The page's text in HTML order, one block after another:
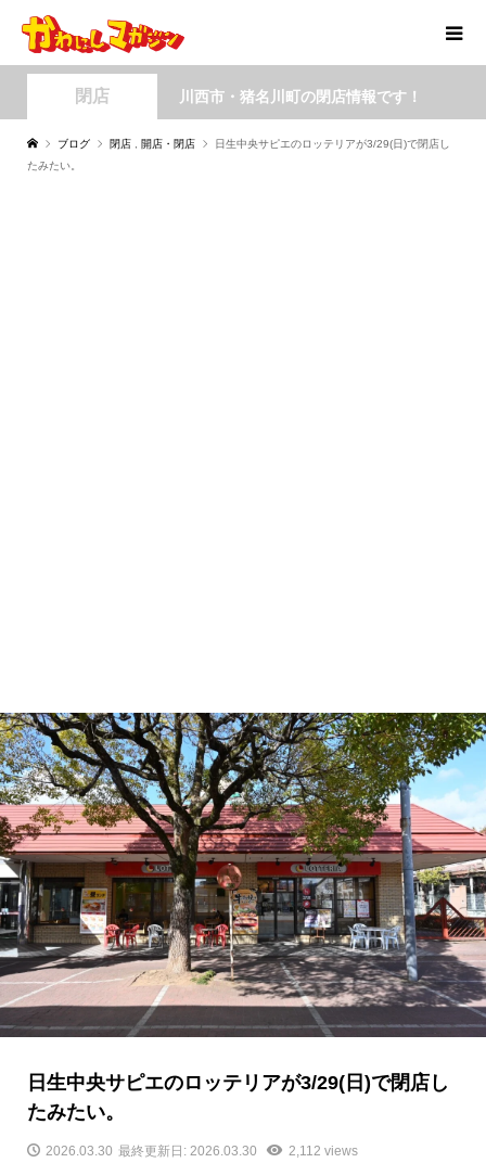
閉店 川西市・猪名川町の閉店情報です！
ブログ 閉店 開店・閉店
日生中央サピエのロッテリアが3/29(日)で閉店し
たみたい。
日生中央サピエのロッテリアが3/29(日)で閉店し
たみたい。
2026.03.30 最終更新日: 2026.03.30 2,112 views